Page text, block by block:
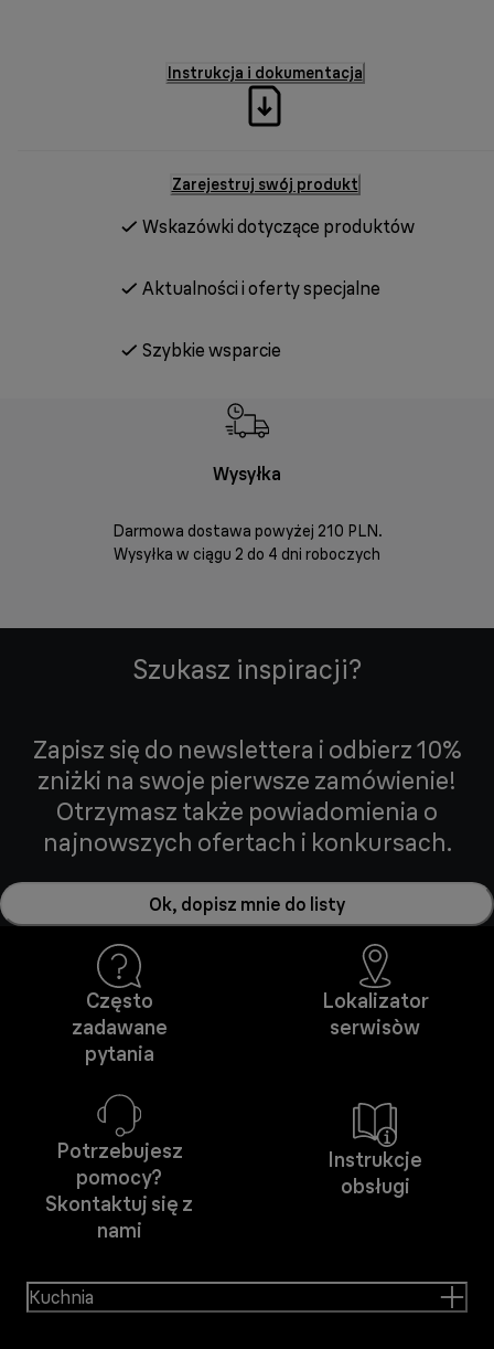
Instrukcja i dokumentacja
Zarejestruj swój produkt
Wskazówki dotyczące produktów
Aktualności i oferty specjalne
Szybkie wsparcie
Wysyłka
Darmowa dostawa powyżej 210 PLN.
Wysyłka w ciągu 2 do 4 dni roboczych
Szukasz inspiracji?
Zapisz się do newslettera i odbierz 10%
zniżki na swoje pierwsze zamówienie!
Otrzymasz także powiadomienia o
najnowszych ofertach i konkursach.
Ok, dopisz mnie do listy
Często
zadawane
pytania
Lokalizator
serwisòw
Potrzebujesz
pomocy?
Skontaktuj się z
nami
Instrukcje
obsługi
Kuchnia